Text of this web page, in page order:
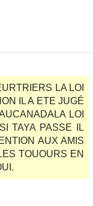
LA LOI
IL A ETE JUGÉ
LOI
TAYA PASSE IL
AUX AMIS
TOUOURS EN